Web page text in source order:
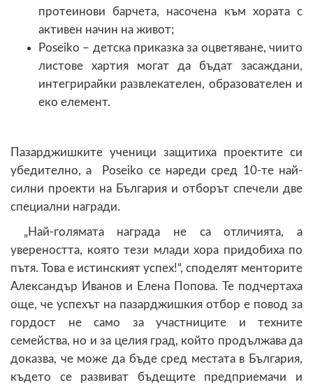
протеинови барчета, насочена към хората с
активен начин на живот;
Pоseiko – детска приказка за оцветяване, чиито
листове хартия могат да бъдат засаждани,
интегрирайки развлекателен, образователен и
еко елемент.
Пазарджишките ученици защитиха проектите си
убедително, а Poseiko се нареди сред 10-те най-
силни проекти на България и отборът спечели две
специални награди.
„Най-голямата награда не са отличията, а
увереността, която тези млади хора придобиха по
пътя. Това е истинският успех!“, споделят менторите
Александър Иванов и Елена Попова. Те подчертаха
още, че успехът на пазарджишкия отбор е повод за
гордост не само за участниците и техните
семейства, но и за целия град, който продължава да
доказва, че може да бъде сред местата в България,
където се развиват бъдещите предприемачи и